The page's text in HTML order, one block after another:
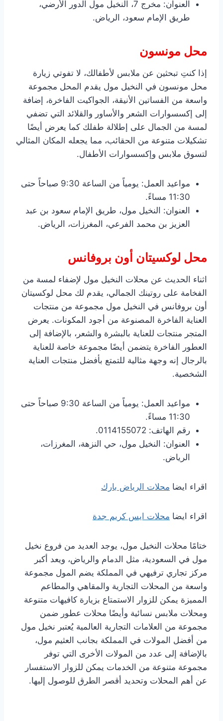
العنوان: مخرج 7، النخيل مول الدور الأرضي،
طريق الإمام سعود، الرياض.
محل مونسون
إذا كنتِ تبحثين عن ملابس لأطفالك، لا تفوتي زيارة
محل مونسون في النخيل مول يقدم المحل مجموعة
واسعة من الفساتين الأنيقة، الجواكيت الفاخرة، إضافة
إلى إكسسوارات الشعر والأساور والقلائد التي تضفي
لمسة من الجمال على إطلالة طفلك كما يعرض أيضًا
تشكيلات متنوعة من الحقائب، مما يجعله المكان المثالي
لتسوق ملابس وإكسسوارات الأطفال.
مواعيد العمل: يومياً من الساعة 9:30 صباحاً حتى
11:30 مساءً.
العنوان: النخيل مول، طريق الإمام سعود بن عبد
العزيز بن محمد الفرعي، المغرزات، الرياض.
محل لوكسيتان أون بروفانس
اثناء الحديث عن محلات النخيل مول لإضفاء لمسة من
الفخامة على روتينك الجمالي، يقدم لك محل لوكسيتان
أون بروفانس في النخيل مول مجموعة من منتجات
العناية الفاخرة المصنوعة من أجود المكونات. يعرض
المتجر منتجات للعناية بالبشرة والشعر، بالإضافة إلى
العطور الفاخرة يتضمن أيضًا مجموعة خاصة للعناية
بالرجال إنه وجهة مثالية للتمتع بأفضل منتجات العناية
الشخصية.
مواعيد العمل: يومياً من الساعة 9:30 صباحاً حتى
11:30 مساءً.
رقم الهاتف: 0114155072.
العنوان: النخيل مول، حي النزهة، المغرزات،
الرياض.
اقراء ايضا محلات الرياض بارك
اقراء ايضا محلات ايس كريم جدة
ختامًا محلات النخيل مول، يوجد العديد من فروع نخيل
مول في السعودية، مثل الدمام والرياض، ويعد أكبر
مركز تجاري ترفيهي في المملكة يضم المول مجموعة
واسعة من المحلات التجارية والمقاهي والمطاعم
المميزة يمكن للزوار الاستمتاع بزيارة كافيهات متنوعة
ومحلات ملابس نسائية وأيضًا محلات عطور ضمن
مجموعة من العلامات التجارية العالمية يُعتبر نخيل مول
من أفضل المولات في المملكة بجانب العثيم مول،
بالإضافة إلى عدد من المولات الأخرى التي توفر
مجموعة متنوعة من الخدمات يمكن للزوار الاستفسار
عن أهم المحلات وتحديد أقصر الطرق للوصول إليها.